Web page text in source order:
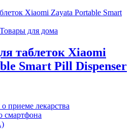
Товары для дома
таблеток Xiaomi
Smart Pill Dispenser
приеме лекарства
смартфона